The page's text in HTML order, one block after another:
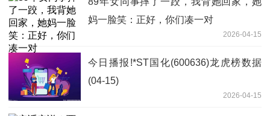
妈一脸笑：正好，你们凑一对
2026-04-15
今日播报!*ST国化(600636)龙虎榜数据
(04-15)
2026-04-15